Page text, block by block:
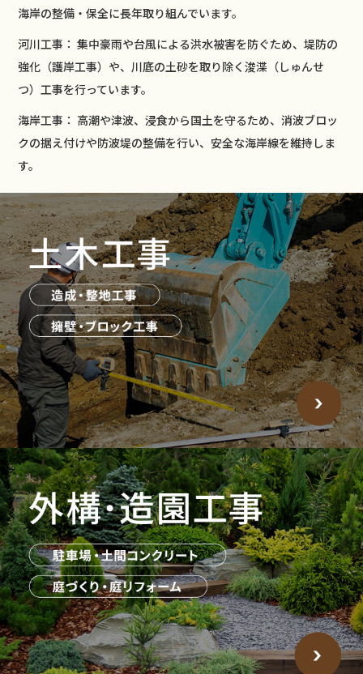
海岸の整備・保全に長年取り組んでいます。
河川工事： 集中豪雨や台風による洪水被害を防ぐため、堤防の
強化（護岸工事）や、川底の土砂を取り除く浚渫（しゅんせ
つ）工事を行っています。
海岸工事： 高潮や津波、浸食から国土を守るため、消波ブロッ
クの据え付けや防波堤の整備を行い、安全な海岸線を維持しま
す。